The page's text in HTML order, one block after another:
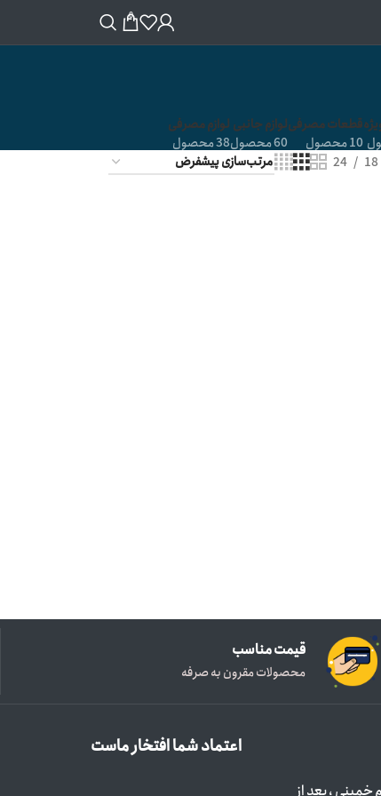
0
قطعات مصرفی
10 محصول
لوازم جانبی
60 محصول
لوازم مصرفی
38 محصول
18
24
قیمت مناسب
محصولات مقرون به صرفه
خمینی ، بعد از
اعتماد شما افتخار ماست